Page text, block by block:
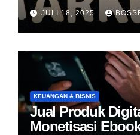
JULI 18, 2025
KEUANGAN & BISNIS
Jual Produk
Monetisasi